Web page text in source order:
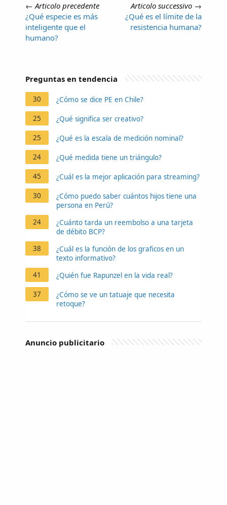
←Articolo precedente
¿Qué especie es más
inteligente que el
humano?
Articolo successivo →
¿Qué es el límite de la
resistencia humana?
Preguntas en tendencia
30 ¿Cómo se dice PE en Chile?
25 ¿Qué significa ser creativo?
25 ¿Qué es la escala de medición nominal?
24 ¿Qué medida tiene un triángulo?
45 ¿Cuál es la mejor aplicación para streaming?
30
¿Cómo puedo saber cuántos hijos tiene una
persona en Perú?
24
¿Cuánto tarda un reembolso a una tarjeta
de débito BCP?
38
¿Cuál es la función de los graficos en un
texto informativo?
41
¿Quién fue Rapunzel en la vida real?
37
¿Cómo se ve un tatuaje que necesita
retoque?
Anuncio publicitario